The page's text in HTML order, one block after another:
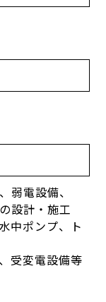
弱電設備、
設計・施工
中ポンプ、ト
受変電設備等